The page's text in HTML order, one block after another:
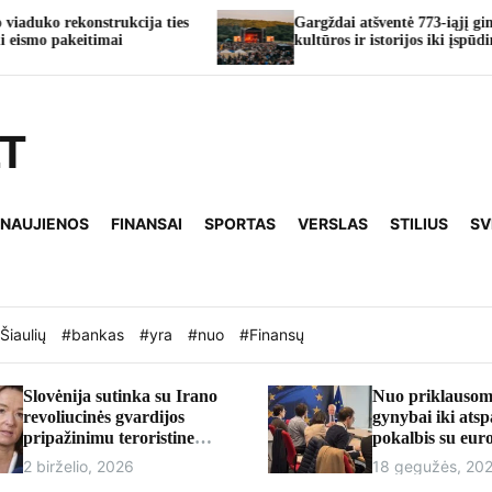
Gargždai atšventė 773-iąjį gimtadienį: nuo
kultūros ir istorijos iki įspūdingų koncertų
FINANSAI SPORTAS VERSLAS STILIUS
#bankas #yra #nuo #Finansų
Slovėnija sutinka su Irano
revoliucinės gvardijos
pripažinimu teroristine
organizacija
2 birželio, 2026
Nuo
gynybai iki
pokalbis su
Andriumi
18 gegužės,